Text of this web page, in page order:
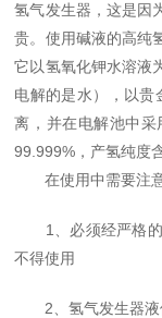
氢气发生器，这是因
贵。使用碱液的高纯
它以氢氧化钾水溶液
电解的是水），以贵
离，并在电解池中
99.999%，产氢纯度
在使用中需要注意
1、必须经严格的
不得使用
2、氢气发生器液